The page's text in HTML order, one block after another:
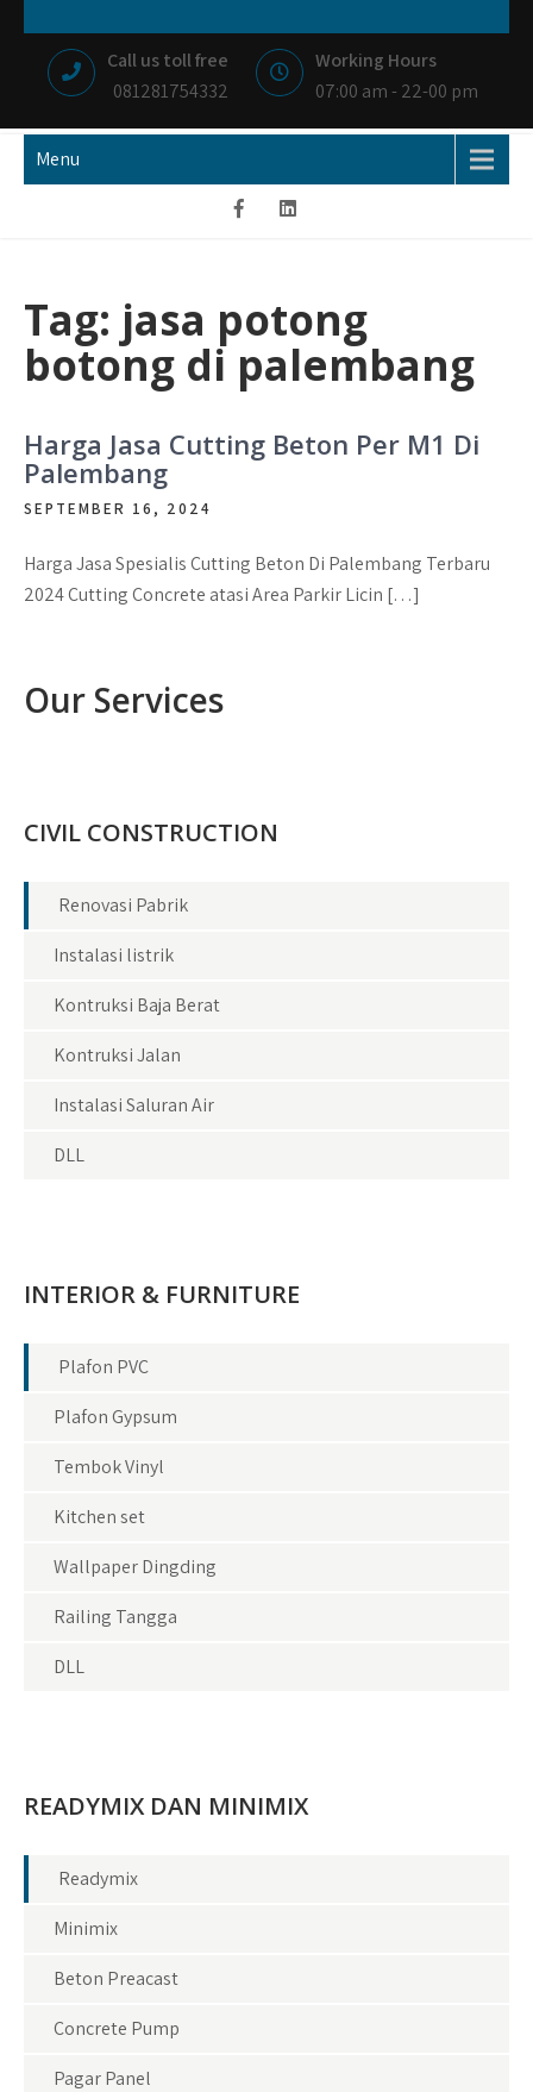
content
NIAGA BETON
MEMBANGUN NEGRI DENGAN IKHLAS HATI
Call us toll free
081281754332
Working Hours
07:00 am - 22-00 pm
Menu
Tag: jasa potong
botong di palembang
Harga Jasa Cutting Beton Per M1 Di
Palembang
SEPTEMBER 16, 2024
Harga Jasa Spesialis Cutting Beton Di Palembang Terbaru
2024 Cutting Concrete atasi Area Parkir Licin […]
Our Services
CIVIL CONSTRUCTION
Renovasi Pabrik
Instalasi listrik
Kontruksi Baja Berat
Kontruksi Jalan
Instalasi Saluran Air
DLL
INTERIOR & FURNITURE
Plafon PVC
Plafon Gypsum
Tembok Vinyl
Kitchen set
Wallpaper Dingding
Railing Tangga
DLL
READYMIX DAN MINIMIX
Readymix
Minimix
Beton Preacast
Concrete Pump
Pagar Panel